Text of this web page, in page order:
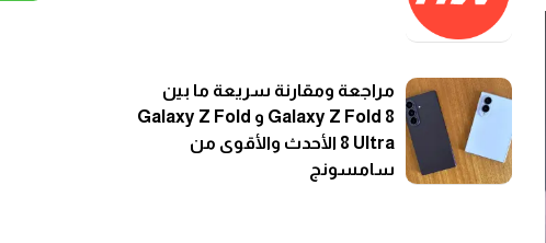
مراجعة ومقارنة سريعة ما بين
Galaxy Z Fold 8 و Galaxy Z Fold
8 Ultra الأحدث والأقوى من
سامسونج